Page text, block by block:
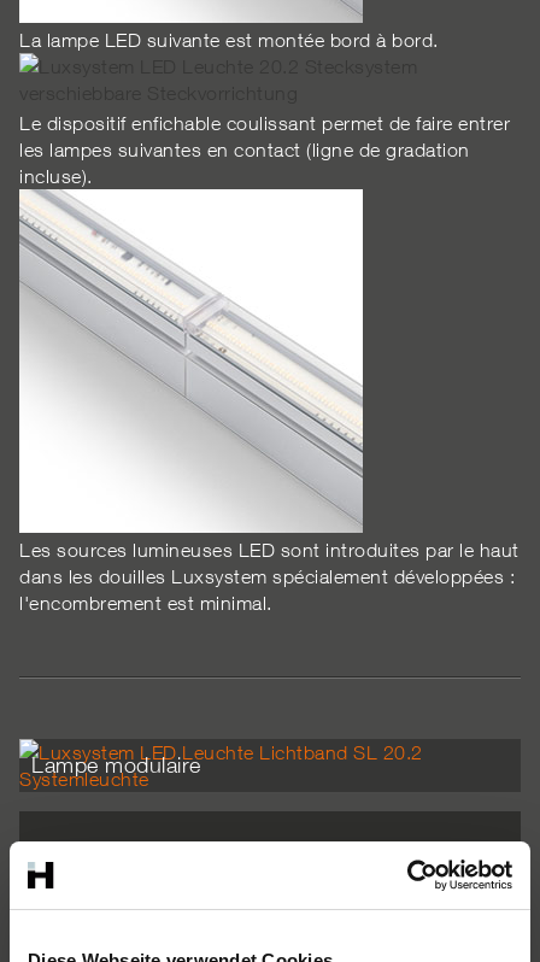
La lampe LED suivante est montée bord à bord.
Le dispositif enfichable coulissant permet de faire entrer
les lampes suivantes en contact (ligne de gradation
incluse).
Les sources lumineuses LED sont introduites par le haut
dans les douilles Luxsystem spécialement développées :
l'encombrement est minimal.
Lampe modulaire